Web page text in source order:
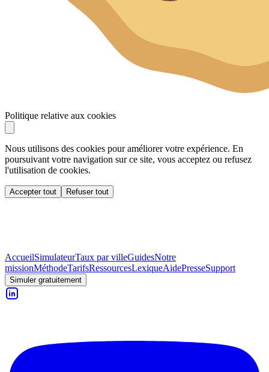
Politique relative aux cookies
Nous utilisons des cookies pour améliorer votre expérience. En
poursuivant votre navigation sur ce site, vous acceptez ou refusez
l'utilisation de cookies.
Accepter tout Refuser tout
AccueilSimulateurTaux par villeGuidesNotre
missionMéthodeTarifsRessourcesLexiqueAidePresseSupport
Simuler gratuitement